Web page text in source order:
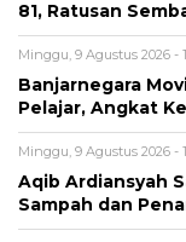
81, Ratusan
Minggu, 9 Agustus 2026 -
Banjarnegara
Pelajar, Angkat
Minggu, 9 Agustus 2026 -
Aqib Ardiansyah
Sampah dan